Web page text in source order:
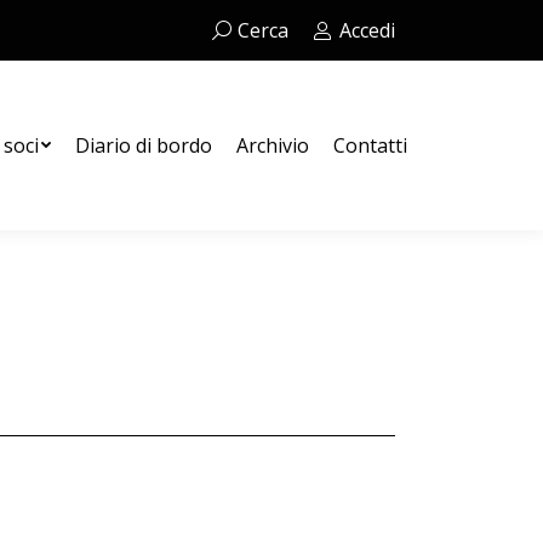
Cerca:Cerca Accedi
Diario di bordo Archivio Contatti
Contatti